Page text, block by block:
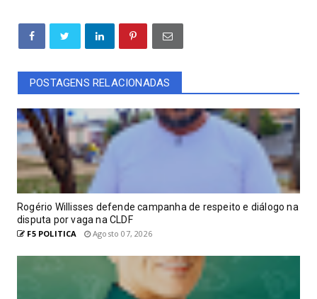
POSTAGENS RELACIONADAS
Rogério Willisses defende campanha de respeito e diálogo na
disputa por vaga na CLDF
F5 POLITICA Agosto 07, 2026